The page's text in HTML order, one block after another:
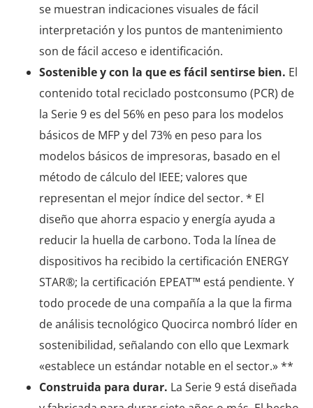
se muestran indicaciones visuales de fácil
interpretación y los puntos de mantenimiento
son de fácil acceso e identificación.
Sostenible y con la que es fácil sentirse bien. El
contenido total reciclado postconsumo (PCR) de
la Serie 9 es del 56% en peso para los modelos
básicos de MFP y del 73% en peso para los
modelos básicos de impresoras, basado en el
método de cálculo del IEEE; valores que
representan el mejor índice del sector. * El
diseño que ahorra espacio y energía ayuda a
reducir la huella de carbono. Toda la línea de
dispositivos ha recibido la certificación ENERGY
STAR®; la certificación EPEAT™ está pendiente. Y
todo procede de una compañía a la que la firma
de análisis tecnológico Quocirca nombró líder en
sostenibilidad, señalando con ello que Lexmark
«establece un estándar notable en el sector.» **
Construida para durar. La Serie 9 está diseñada